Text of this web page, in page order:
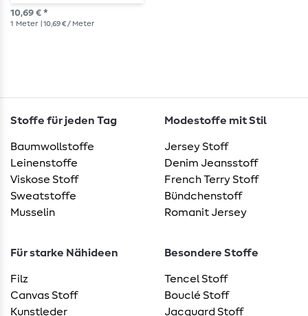
10,69 € *
1 Meter | 10,69 € / Meter
Stoffe für jeden Tag
Baumwollstoffe
Leinenstoffe
Viskose Stoff
Sweatstoffe
Musselin
Modestoffe mit Stil
Jersey Stoff
Denim Jeansstoff
French Terry Stoff
Bündchenstoff
Romanit Jersey
Für starke Nähideen
Filz
Canvas Stoff
Kunstleder
Besondere Stoffe
Tencel Stoff
Bouclé Stoff
Jacquard Stoff